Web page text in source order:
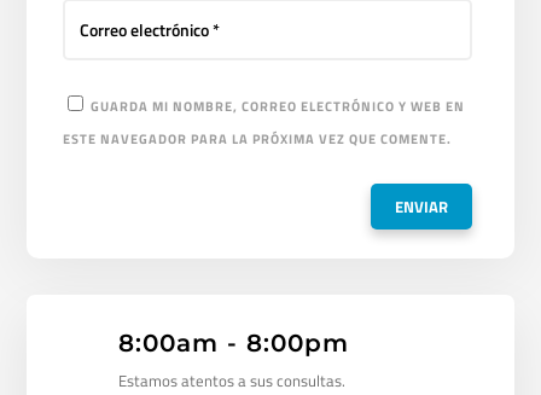
GUARDA MI NOMBRE, CORREO ELECTRÓNICO Y WEB EN
ESTE NAVEGADOR PARA LA PRÓXIMA VEZ QUE COMENTE.
8:00am - 8:00pm
Estamos atentos a sus consultas.